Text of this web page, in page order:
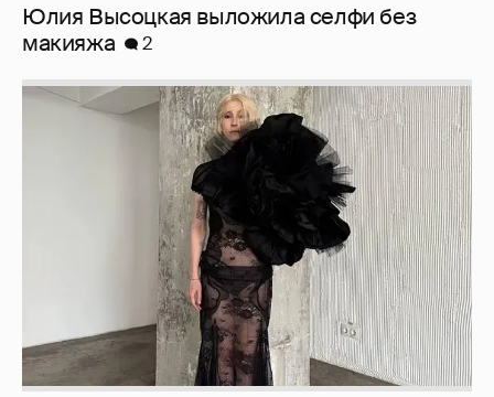
Юлия Высоцкая выложила селфи без
макияжа
2